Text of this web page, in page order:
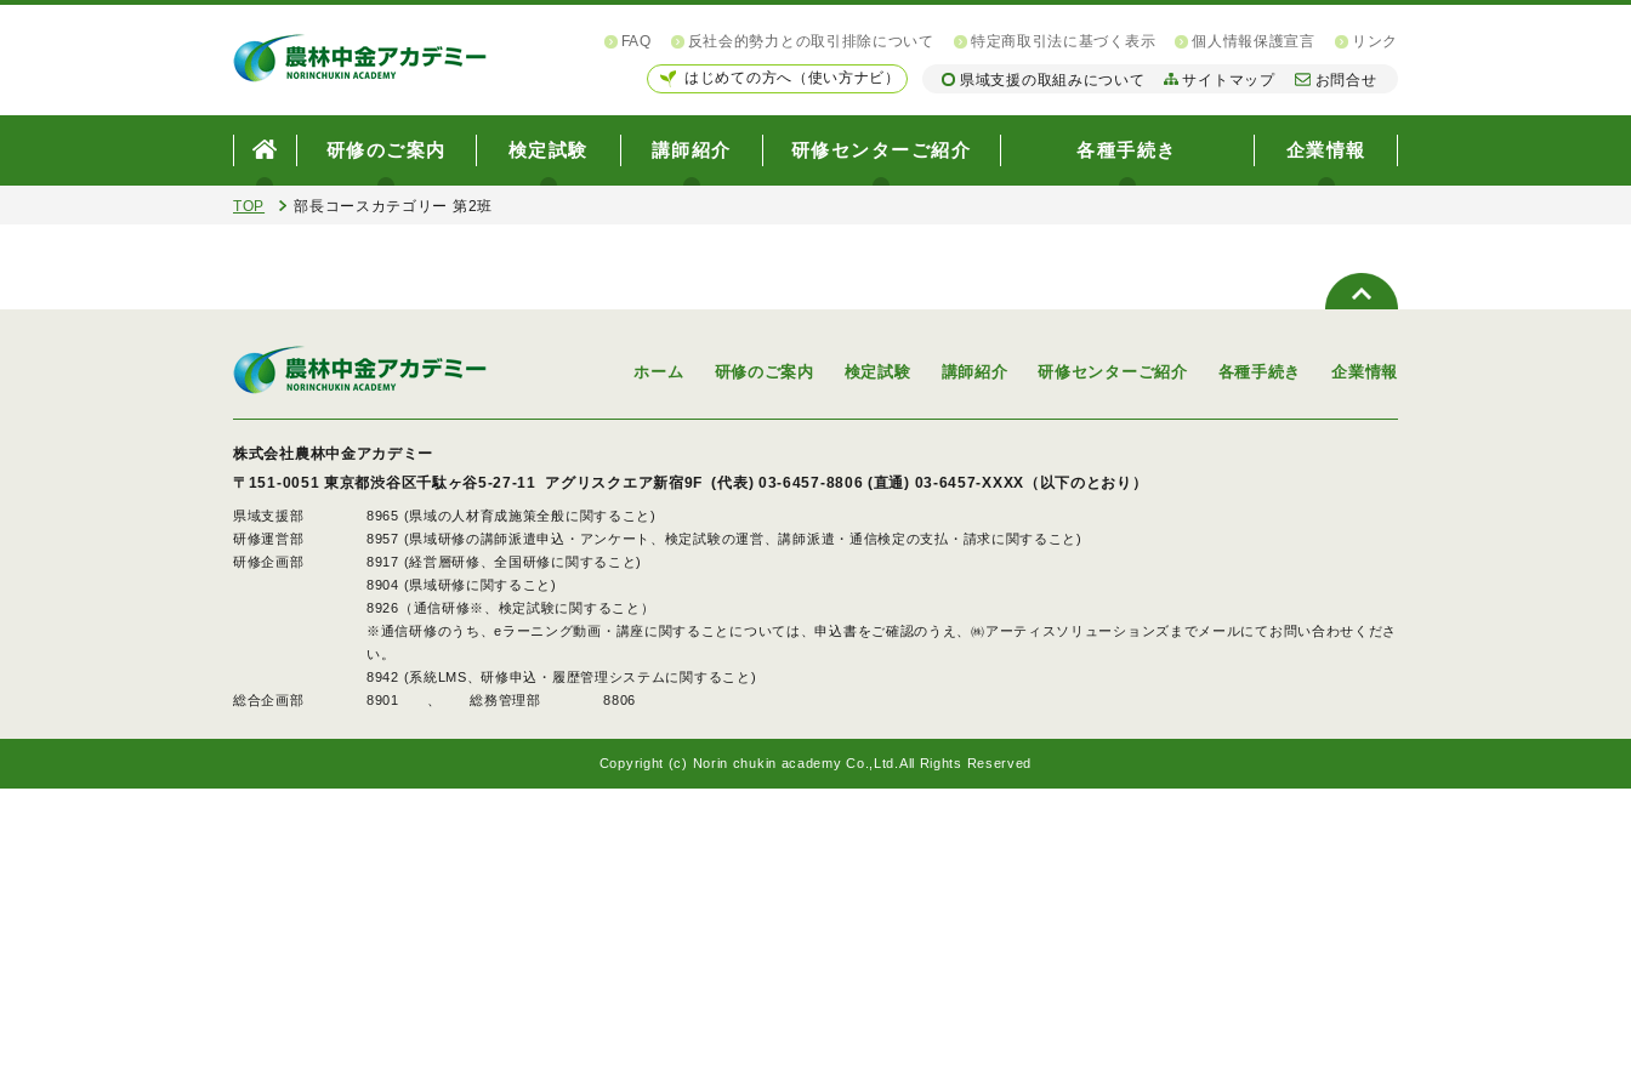
FAQ 反社会的勢力との取引排除について 特定商取引法に基づく表示 個人情報保護宣言 リンク
はじめての方へ（使い方ナビ） 県域支援の取組みについて サイトマップ お問合せ
研修のご案内 検定試験 講師紹介 研修センターご紹介 各種手続き 企業情報
TOP 部長コースカテゴリー 第2班
ホーム 研修のご案内 検定試験 講師紹介 研修センターご紹介 各種手続き 企業情報
株式会社農林中金アカデミー
〒151-0051 東京都渋谷区千駄ヶ谷5-27-11 アグリスクエア新宿9F (代表) 03-6457-8806 (直通) 03-6457-XXXX（以下のとおり）
県域支援部
8965 (県域の人材育成施策全般に関すること)
研修運営部
8957 (県域研修の講師派遣申込・アンケート、検定試験の運営、講師派遣・通信検定の支払・請求に関すること)
研修企画部
8917 (経営層研修、全国研修に関すること)
8904 (県域研修に関すること)
8926（通信研修※、検定試験に関すること）
※通信研修のうち、eラーニング動画・講座に関することについては、申込書をご確認のうえ、㈱アーティスソリューションズまでメールにてお問い合わせくださ
い。
8942 (系統LMS、研修申込・履歴管理システムに関すること)
総合企画部
8901 、総務管理部 8806
Copyright (c) Norin chukin academy Co.,Ltd. All Rights Reserved